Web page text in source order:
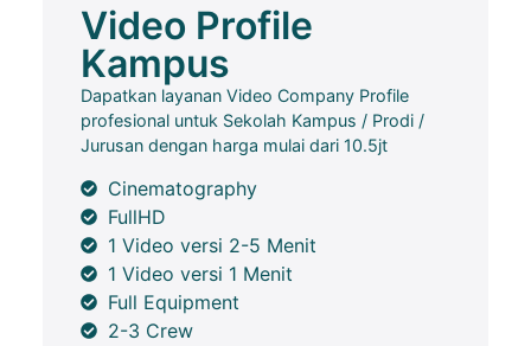
Video Profile
Kampus
Dapatkan layanan Video Company Profile
profesional untuk Sekolah Kampus / Prodi /
Jurusan dengan harga mulai dari 10.5jt
Cinematography
FullHD
1 Video versi 2-5 Menit
1 Video versi 1 Menit
Full Equipment
2-3 Crew